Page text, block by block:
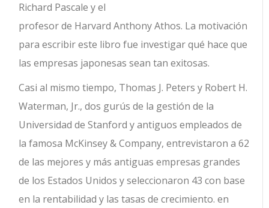
Richard Pascale y el
profesor de Harvard Anthony Athos. La motivación
para escribir este libro fue investigar qué hace que
las empresas japonesas sean tan exitosas.
Casi al mismo tiempo, Thomas J. Peters y Robert H.
Waterman, Jr., dos gurús de la gestión de la
Universidad de Stanford y antiguos empleados de
la famosa McKinsey & Company, entrevistaron a 62
de las mejores y más antiguas empresas grandes
de los Estados Unidos y seleccionaron 43 con base
en la rentabilidad y las tasas de crecimiento. en